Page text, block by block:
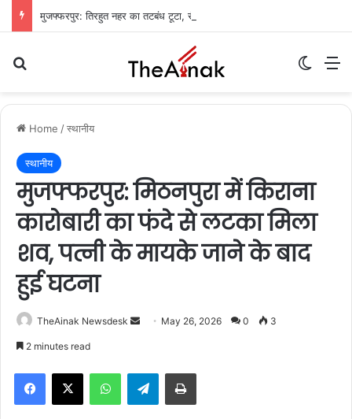
Home /स्थानीय
स्थानीय
मुजफ्फरपुर: मिठनपुरा में किराना
कारोबारी का फंदे से लटका मिला
शव, पत्नी के मायके जाने के बाद
हुई घटना
TheAinak Newsdesk
a
May 26, 2026 0 3
2 minutes read
Telegram